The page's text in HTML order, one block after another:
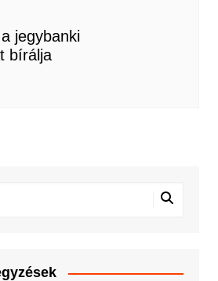
jegybanki
bírálja